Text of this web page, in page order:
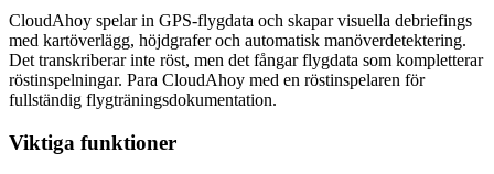
CloudAhoy spelar in GPS-flygdata och skapar visuella debriefings
med kartöverlägg, höjdgrafer och automatisk manöverdetektering.
Det transkriberar inte röst, men det fångar flygdata som kompletterar
röstinspelningar. Para CloudAhoy med en röstinspelaren för
fullständig flygträningsdokumentation.
Viktiga funktioner